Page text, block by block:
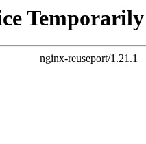
nginx-reuseport/1.21.1